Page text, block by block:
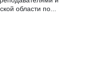
области по...